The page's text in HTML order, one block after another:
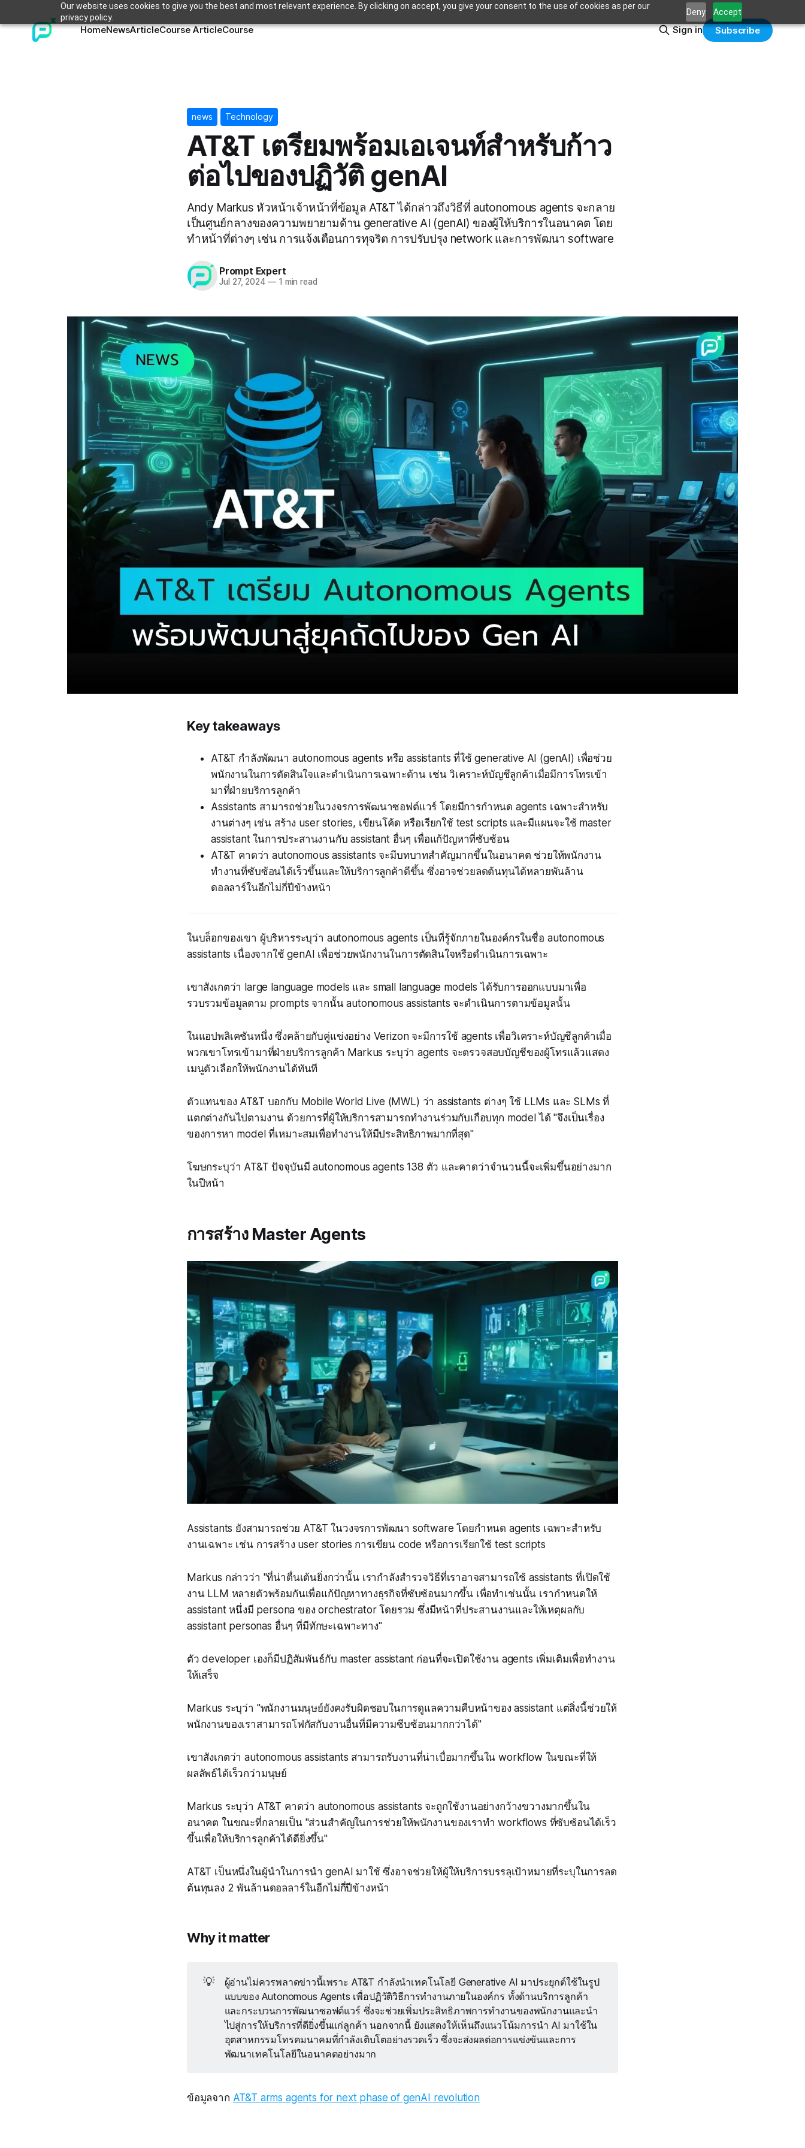
Our website uses cookies to give you the best and most relevant experience. By clicking on accept, you give your consent to the use of cookies as per our
privacy policy.
Deny Accept
HomeNewsArticleCourse ArticleCourse Sign in Subscribe
news Technology
AT&T เตรียมพร้อมเอเจนท์สำหรับก้าว
ต่อไปของปฏิวัติ genAI
Andy Markus หัวหน้าเจ้าหน้าที่ข้อมูล AT&T ได้กล่าวถึงวิธีที่ autonomous agents จะกลาย
เป็นศูนย์กลางของความพยายามด้าน generative AI (genAI) ของผู้ให้บริการในอนาคต โดย
ทำหน้าที่ต่างๆ เช่น การแจ้งเตือนการทุจริต การปรับปรุง network และการพัฒนา software
Prompt Expert
Jul 27, 2024 —1 min read
Key takeaways
AT&T กำลังพัฒนา autonomous agents หรือ assistants ที่ใช้ generative AI (genAI) เพื่อช่วย
พนักงานในการตัดสินใจและดำเนินการเฉพาะด้าน เช่น วิเคราะห์บัญชีลูกค้าเมื่อมีการโทรเข้า
มาที่ฝ่ายบริการลูกค้า
Assistants สามารถช่วยในวงจรการพัฒนาซอฟต์แวร์ โดยมีการกำหนด agents เฉพาะสำหรับ
งานต่างๆ เช่น สร้าง user stories, เขียนโค้ด หรือเรียกใช้ test scripts และมีแผนจะใช้ master
assistant ในการประสานงานกับ assistant อื่นๆ เพื่อแก้ปัญหาที่ซับซ้อน
AT&T คาดว่า autonomous assistants จะมีบทบาทสำคัญมากขึ้นในอนาคต ช่วยให้พนักงาน
ทำงานที่ซับซ้อนได้เร็วขึ้นและให้บริการลูกค้าดีขึ้น ซึ่งอาจช่วยลดต้นทุนได้หลายพันล้าน
ดอลลาร์ในอีกไม่กี่ปีข้างหน้า
ในบล็อกของเขา ผู้บริหารระบุว่า autonomous agents เป็นที่รู้จักภายในองค์กรในชื่อ autonomous
assistants เนื่องจากใช้ genAI เพื่อช่วยพนักงานในการตัดสินใจหรือดำเนินการเฉพาะ
เขาสังเกตว่า large language models และ small language models ได้รับการออกแบบมาเพื่อ
รวบรวมข้อมูลตาม prompts จากนั้น autonomous assistants จะดำเนินการตามข้อมูลนั้น
ในแอปพลิเคชันหนึ่ง ซึ่งคล้ายกับคู่แข่งอย่าง Verizon จะมีการใช้ agents เพื่อวิเคราะห์บัญชีลูกค้าเมื่อ
พวกเขาโทรเข้ามาที่ฝ่ายบริการลูกค้า Markus ระบุว่า agents จะตรวจสอบบัญชีของผู้โทรแล้วแสดง
เมนูตัวเลือกให้พนักงานได้ทันที
ตัวแทนของ AT&T บอกกับ Mobile World Live (MWL) ว่า assistants ต่างๆ ใช้ LLMs และ SLMs ที่
แตกต่างกันไปตามงาน ด้วยการที่ผู้ให้บริการสามารถทำงานร่วมกับเกือบทุก model ได้ "จึงเป็นเรื่อง
ของการหา model ที่เหมาะสมเพื่อทำงานให้มีประสิทธิภาพมากที่สุด"
โฆษกระบุว่า AT&T ปัจจุบันมี autonomous agents 138 ตัว และคาดว่าจำนวนนี้จะเพิ่มขึ้นอย่างมาก
ในปีหน้า
การสร้าง Master Agents
Assistants ยังสามารถช่วย AT&T ในวงจรการพัฒนา software โดยกำหนด agents เฉพาะสำหรับ
งานเฉพาะ เช่น การสร้าง user stories การเขียน code หรือการเรียกใช้ test scripts
Markus กล่าวว่า "ที่น่าตื่นเต้นยิ่งกว่านั้น เรากำลังสำรวจวิธีที่เราอาจสามารถใช้ assistants ที่เปิดใช้
งาน LLM หลายตัวพร้อมกันเพื่อแก้ปัญหาทางธุรกิจที่ซับซ้อนมากขึ้น เพื่อทำเช่นนั้น เรากำหนดให้
assistant หนึ่งมี persona ของ orchestrator โดยรวม ซึ่งมีหน้าที่ประสานงานและให้เหตุผลกับ
assistant personas อื่นๆ ที่มีทักษะเฉพาะทาง"
ตัว developer เองก็มีปฏิสัมพันธ์กับ master assistant ก่อนที่จะเปิดใช้งาน agents เพิ่มเติมเพื่อทำงาน
ให้เสร็จ
Markus ระบุว่า "พนักงานมนุษย์ยังคงรับผิดชอบในการดูแลความคืบหน้าของ assistant แต่สิ่งนี้ช่วยให้
พนักงานของเราสามารถโฟกัสกับงานอื่นที่มีความซีบซ้อนมากกว่าได้"
เขาสังเกตว่า autonomous assistants สามารถรับงานที่น่าเบื่อมากขึ้นใน workflow ในขณะที่ให้
ผลลัพธ์ได้เร็วกว่ามนุษย์
Markus ระบุว่า AT&T คาดว่า autonomous assistants จะถูกใช้งานอย่างกว้างขวางมากขึ้นใน
อนาคต ในขณะที่กลายเป็น "ส่วนสำคัญในการช่วยให้พนักงานของเราทำ workflows ที่ซับซ้อนได้เร็ว
ขึ้นเพื่อให้บริการลูกค้าได้ดียิ่งขึ้น"
AT&T เป็นหนึ่งในผู้นำในการนำ genAI มาใช้ ซึ่งอาจช่วยให้ผู้ให้บริการบรรลุเป้าหมายที่ระบุในการลด
ต้นทุนลง 2 พันล้านดอลลาร์ในอีกไม่กี่ปีข้างหน้า
Why it matter
💡
ผู้อ่านไม่ควรพลาดข่าวนี้เพราะ AT&T กำลังนำเทคโนโลยี Generative AI มาประยุกต์ใช้ในรูป
แบบของ Autonomous Agents เพื่อปฏิวัติวิธีการทำงานภายในองค์กร ทั้งด้านบริการลูกค้า
และกระบวนการพัฒนาซอฟต์แวร์ ซึ่งจะช่วยเพิ่มประสิทธิภาพการทำงานของพนักงานและนำ
ไปสู่การให้บริการที่ดียิ่งขึ้นแก่ลูกค้า นอกจากนี้ ยังแสดงให้เห็นถึงแนวโน้มการนำ AI มาใช้ใน
อุตสาหกรรมโทรคมนาคมที่กำลังเติบโตอย่างรวดเร็ว ซึ่งจะส่งผลต่อการแข่งขันและการ
พัฒนาเทคโนโลยีในอนาคตอย่างมาก
ข้อมูลจาก AT&T arms agents for next phase of genAI revolution